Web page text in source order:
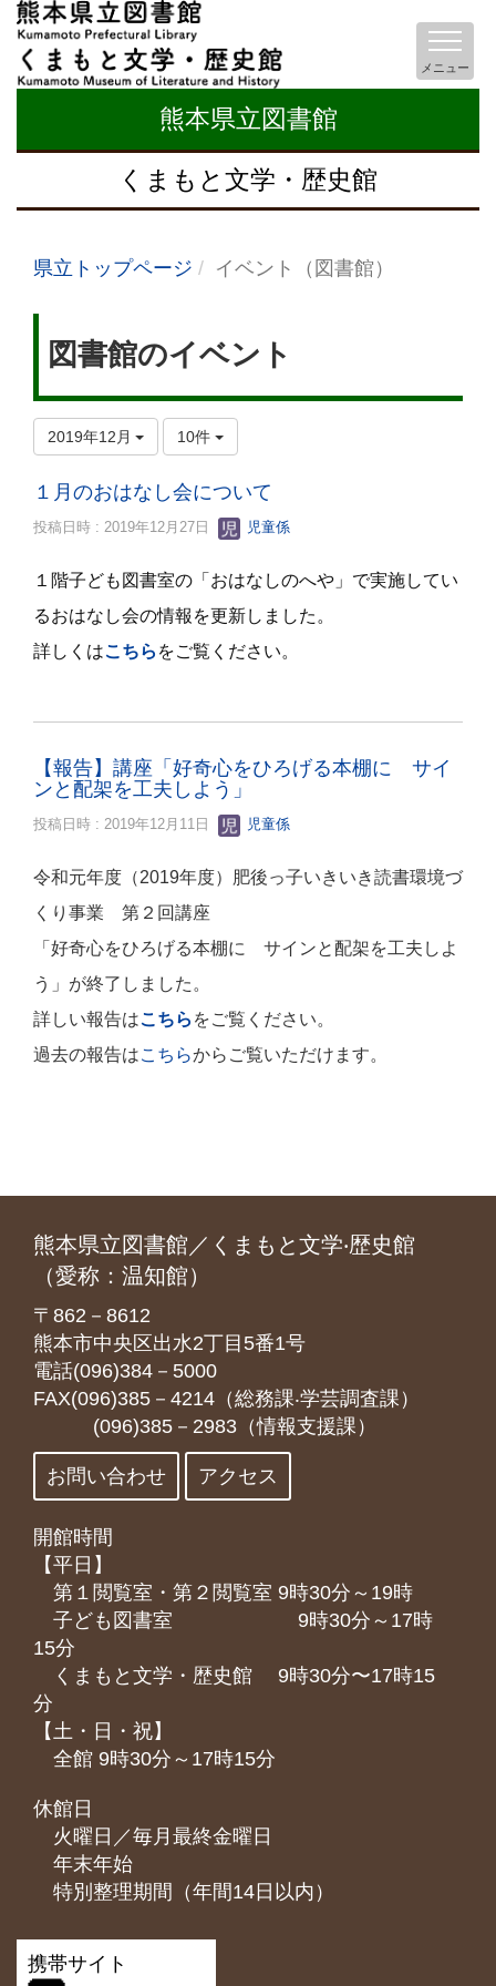
熊本県立図書館
くまもと文学・歴史館
メニュー
県立トップページ イベント（図書館）
図書館のイベント
2019年12月 10件
１月のおはなし会について
投稿日時 : 2019年12月27日 児童係
１階子ども図書室の「おはなしのへや」で実施してい
るおはなし会の情報を更新しました。
詳しくはこちら をご覧ください。
【報告】講座「好奇心をひろげる本棚に サイ
ンと配架を工夫しよう」
投稿日時 : 2019年12月11日 児童係
令和元年度（2019年度）肥後っ子いきいき読書環境づ
くり事業 第２回講座
「 好奇心をひろげる本棚に サインと配架を工夫しよ
う 」が終了しました。
詳しい報告はこちら をご覧ください。
過去の報告はこちらからご覧いただけます。
熊本県立図書館／くまもと文学‧歴史館
（愛称：温知館）
〒862－8612
熊本市中央区出水2丁目5番1号
電話(096)384－5000
FAX(096)385－4214（総務課‧学芸調査課）
(096)385－2983（情報支援課）
お問い合わせ アクセス
開館時間
【平日】
第１閲覧室・第２閲覧室 9時30分～19時
子ども図書室 9時30分～17時
15分
くまもと⽂学・歴史館 9時30分〜17時15
分
【土・日・祝】
全館 9時30分～17時15分
休館日
火曜日／毎月最終金曜日
年末年始
特別整理期間（年間14日以内）
携帯サイト